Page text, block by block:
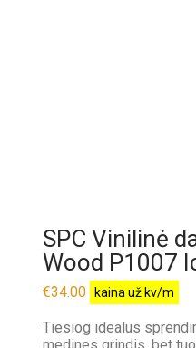
SPC Vinilinė
Wood P1007
€34.00 kaina už kv/m
Tiesiog idealus